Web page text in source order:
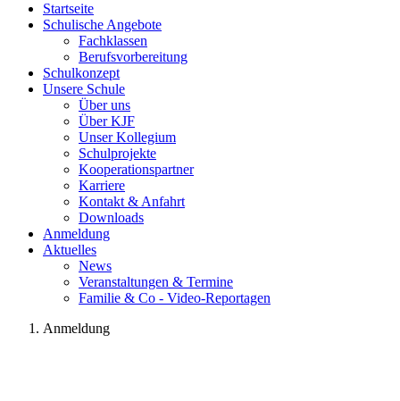
Startseite
Schulische Angebote
Fachklassen
Berufsvorbereitung
Schulkonzept
Unsere Schule
Über uns
Über KJF
Unser Kollegium
Schulprojekte
Kooperationspartner
Karriere
Kontakt & Anfahrt
Downloads
Anmeldung
Aktuelles
News
Veranstaltungen & Termine
Familie & Co - Video-Reportagen
Anmeldung